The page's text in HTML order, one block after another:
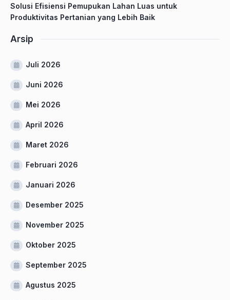
Solusi Efisiensi Pemupukan Lahan Luas untuk
Produktivitas Pertanian yang Lebih Baik
Arsip
Juli 2026
Juni 2026
Mei 2026
April 2026
Maret 2026
Februari 2026
Januari 2026
Desember 2025
November 2025
Oktober 2025
September 2025
Agustus 2025